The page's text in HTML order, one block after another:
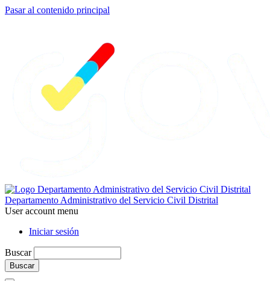
Pasar al contenido principal
Departamento Administrativo del Servicio Civil Distrital
User account menu
Iniciar sesión
Buscar